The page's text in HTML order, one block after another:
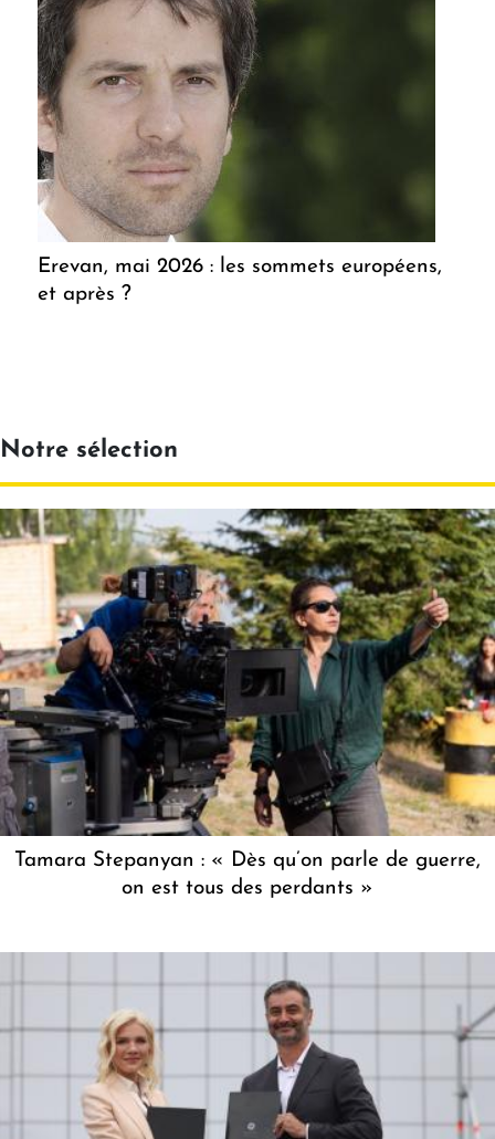
Erevan, mai 2026 : les sommets européens,
et après ?
Notre sélection
Tamara Stepanyan : « Dès qu’on parle de guerre,
on est tous des perdants »